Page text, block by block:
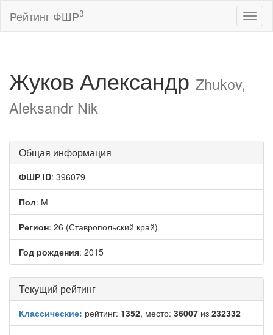
Рейтинг ФШРβ
Жуков Александр Zhukov,
Aleksandr Nik
Общая информация
ФШР ID: 396079
Пол: М
Регион: 26 (Ставропольский край)
Год рождения: 2015
Текущий рейтинг
Классические: рейтинг: 1352, место: 36007 из 232332